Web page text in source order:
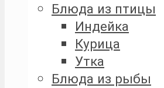
Блюда из птицы
Индейка
Курица
Утка
Блюда из рыбы